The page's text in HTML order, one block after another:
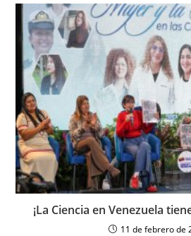
¡La Ciencia en Venezuela
11 de febrero de